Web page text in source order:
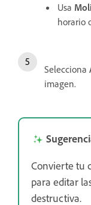
Usa
horario
Selecciona
imagen.
Convierte tu
para editar
destructiva.